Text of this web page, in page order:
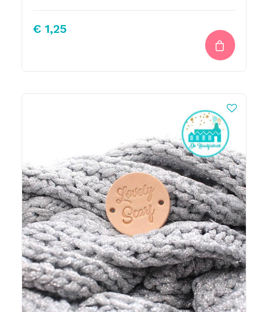
€ 1,25